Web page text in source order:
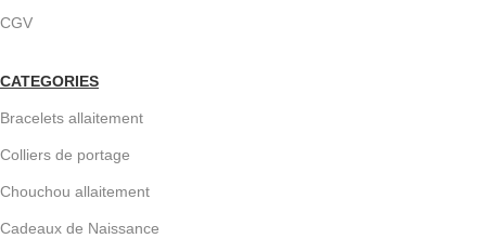
CGV
CATEGORIES
Bracelets allaitement
Colliers de portage
Chouchou allaitement
Cadeaux de Naissance